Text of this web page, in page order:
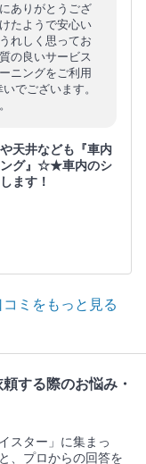
ありがとうござ
たようで安心い
れしく思ってお
の良いサービス
ニングをご利用
でございます。
天井なども『車内
ング』☆★車内のシ
ます！
ミをもっと見る
する際のお悩み・
スター」に集まっ
、プロからの回答を